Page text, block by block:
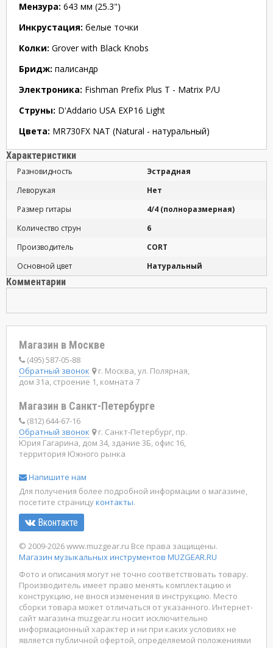
Мензура: 643 мм (25.3")
Инкрустация: белые точки
Колки: Grover with Black Knobs
Бридж: палисандр
Электроника: Fishman Prefix Plus T - Matrix P/U
Струны: D'Addario USA EXP16 Light
Цвета: MR730FX NAT (Natural - натуральный)
Характеристики
Разновидность
Эстрадная
Леворукая
Нет
Размер гитары
4/4 (полноразмерная)
Количество струн
6
Производитель
CORT
Основной цвет
Натуральный
Комментарии
Магазин в Москве
(495) 587-05-88
Обратный звонок
г. Москва, ул. Полярная,
дом 31а, строение 1, комната 7
Магазин в Санкт-Петербурге
(812) 644-67-16
Обратный звонок
г. Санкт-Петербург, пр.
Юрия Гагарина, дом 34, здание 3Б, офис 16,
территория Южного рынка
Напишите нам
Для получения более подробной информации о магазине,
посетите страницуконтакты.
Вконтакте
© 2009-2026 www.muzgear.ru Все права защищены.
Магазин музыкальных инструментов MUZGEAR.RU
Фото и описания могут не точно соответствовать товару.
Производитель имеет право менять комплектацию и
конструкцию, не внося изменения в инструкцию. Место
сборки товара может отличаться от указанного. Интернет-
сайт магазина muzgear.ru носит исключительно
информационный характер и ни при каких условиях не
является публичной офертой, определяемой положениями